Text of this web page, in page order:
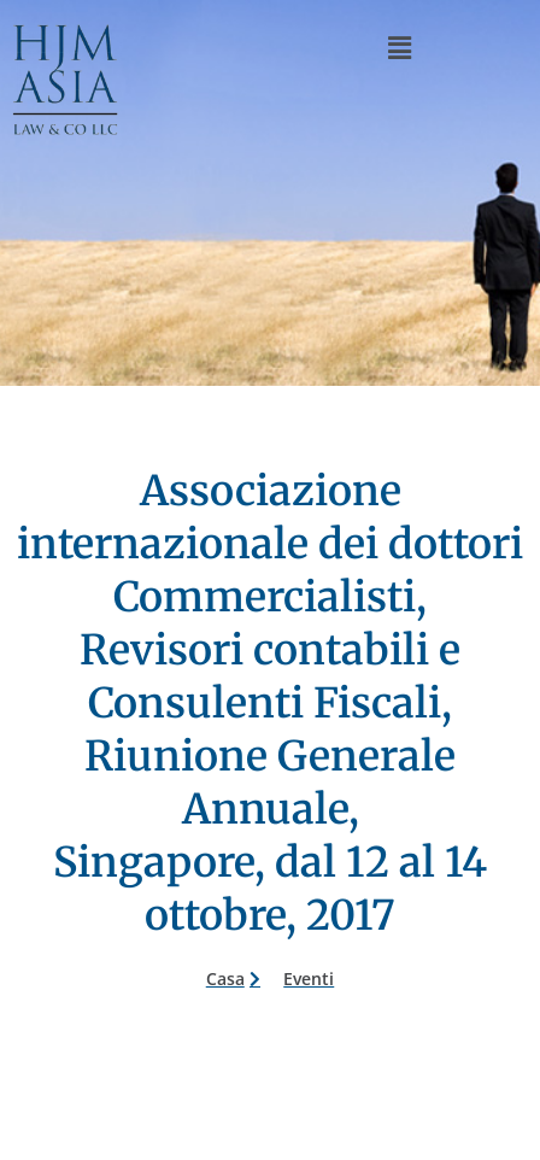
Associazione
internazionale dei dottori
Commercialisti,
Revisori contabili e
Consulenti Fiscali,
Riunione Generale
Annuale,
Singapore, dal 12 al 14
ottobre, 2017
Casa Eventi